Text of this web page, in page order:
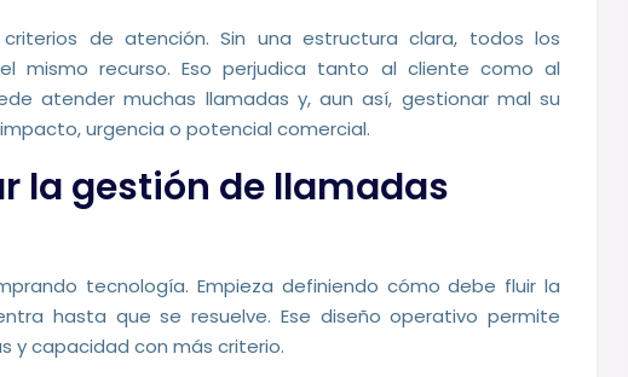
de atención. Sin una estructura clara, todos los
mismo recurso. Eso perjudica tanto al cliente como al
atender muchas llamadas y, aun así, gestionar mal su
urgencia o potencial comercial.
la gestión de llamadas
tecnología. Empieza definiendo cómo debe fluir la
hasta que se resuelve. Ese diseño operativo permite
y capacidad con más criterio.